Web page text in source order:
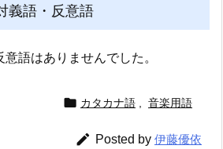
義語・反意語
語はありませんでした。
 カタカナ語 音楽用語
 Posted by 伊藤優依